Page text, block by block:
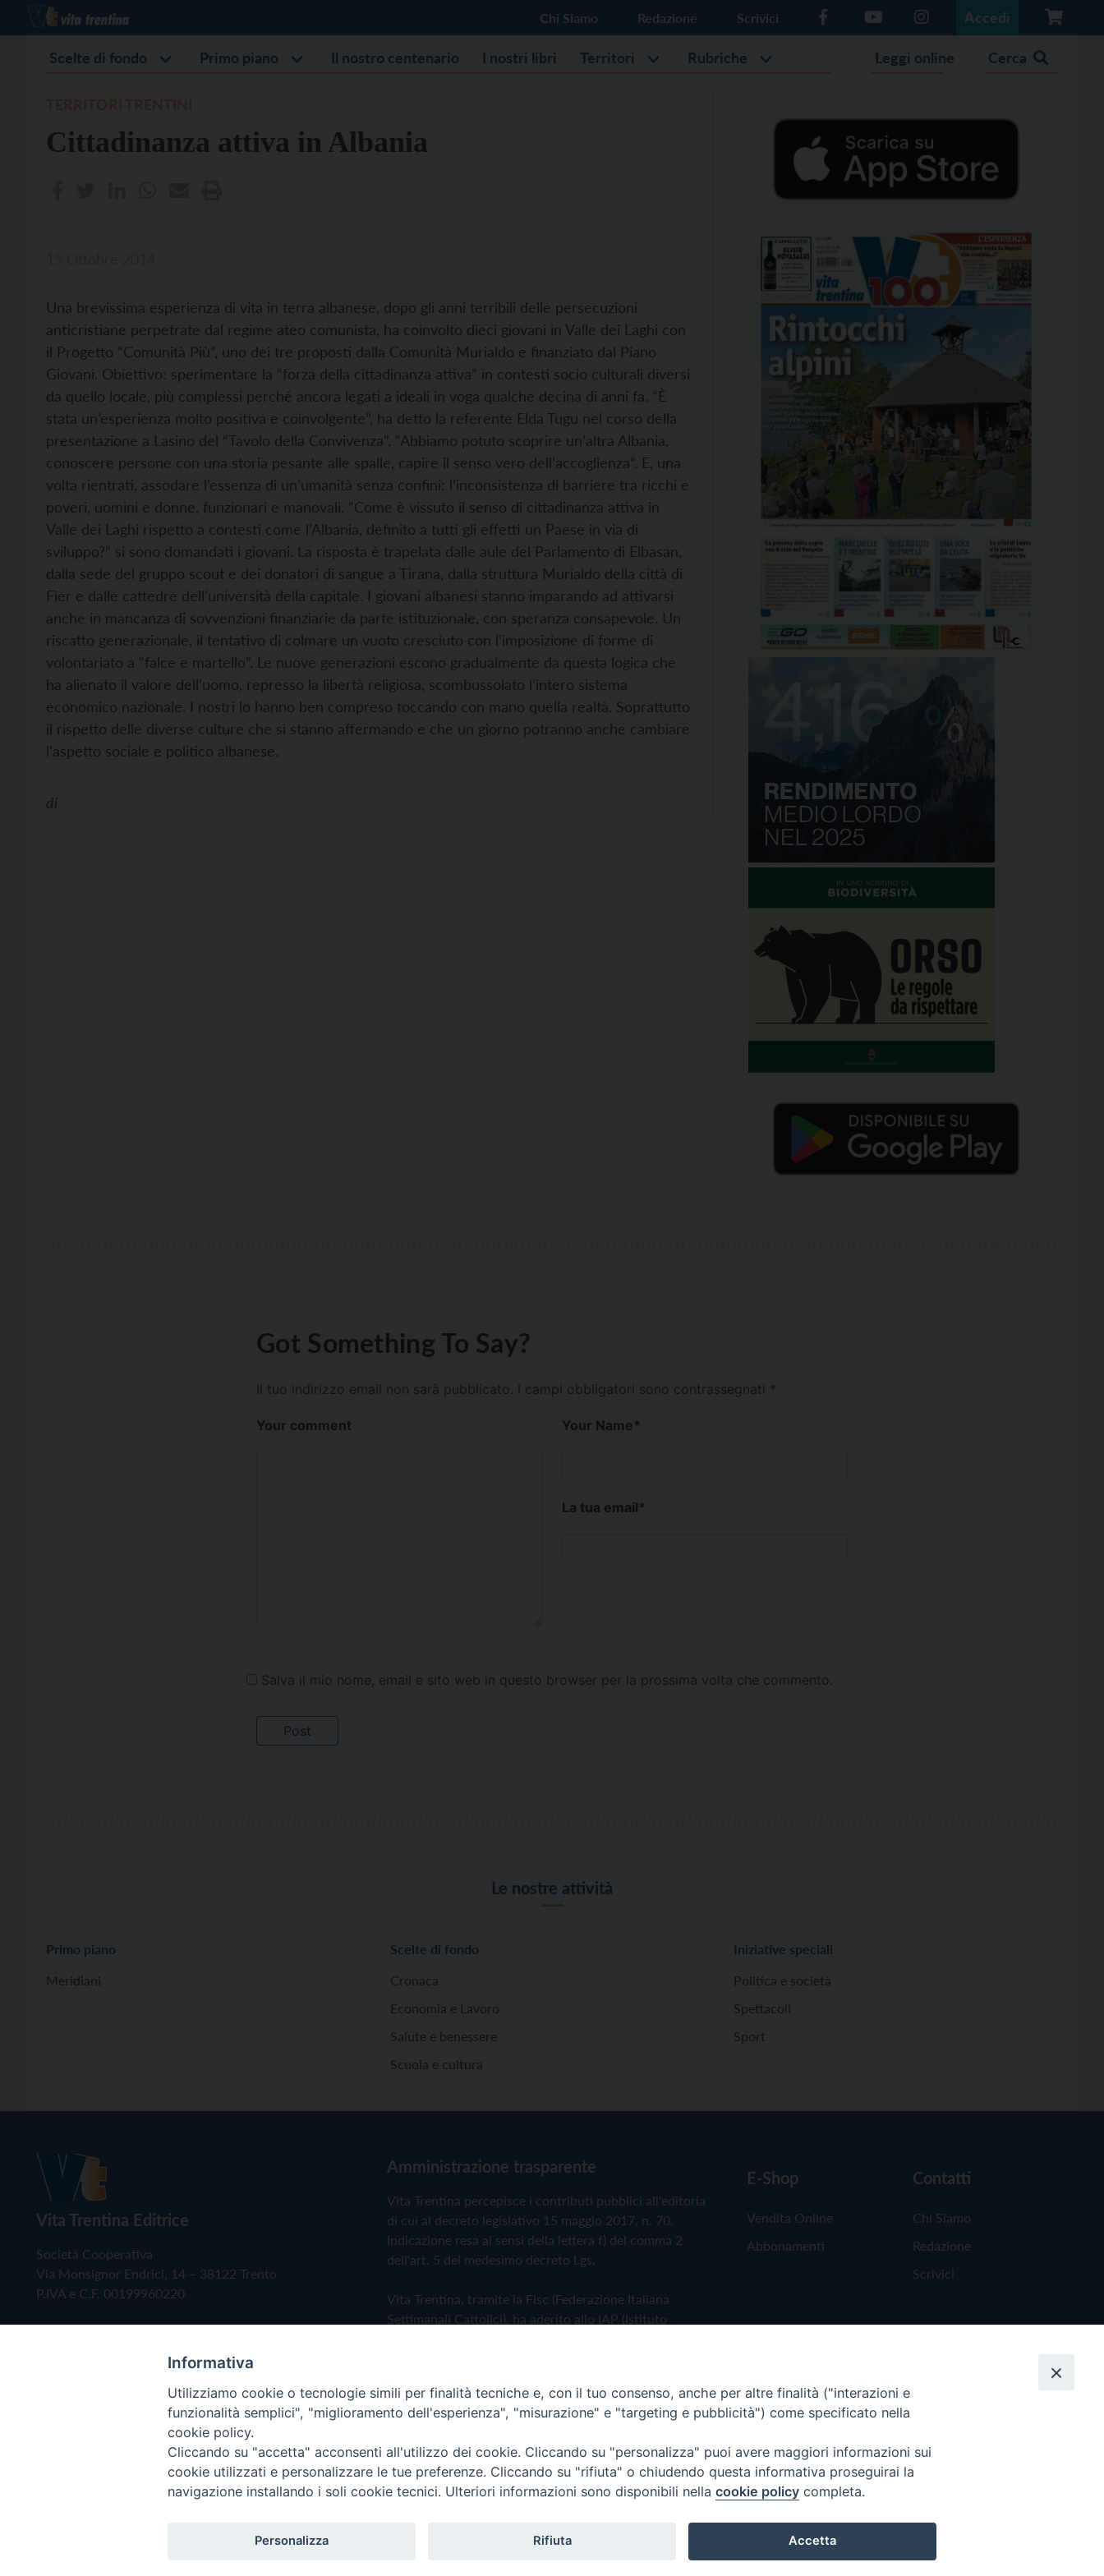
Chi Siamo Redazione Scrivici Accedi
Scelte di fondo Primo piano Il nostro centenario I nostri libri Territori Rubriche Leggi online Cerca
Cittadinanza attiva in Albania
Una brevissima esperienza di vita in terra albanese, dopo gli anni terribili delle persecuzioni
anticristiane perpetrate dal regime ateo comunista, ha coinvolto dieci giovani in Valle dei Laghi con
il Progetto “Comunità Più”, uno dei tre proposti dalla Comunità Murialdo e finanziato dal Piano
Giovani. Obiettivo: sperimentare la “forza della cittadinanza attiva” in contesti socio culturali diversi
da quello locale, più complessi perché ancora legati a ideali in voga qualche decina di anni fa. “È
stata un’esperienza molto positiva e coinvolgente”, ha detto la referente Elda Tugu nel corso della
presentazione a Lasino del “Tavolo della Convivenza”. “Abbiamo potuto scoprire un’altra Albania,
conoscere persone con una storia pesante alle spalle, capire il senso vero dell’accoglienza”. E, una
volta rientrati, assodare l’essenza di un’umanità senza confini: l’inconsistenza di barriere tra ricchi e
poveri, uomini e donne, funzionari e manovali. “Come è vissuto il senso di cittadinanza attiva in
Valle dei Laghi rispetto a contesti come l’Albania, definito a tutti gli effetti un Paese in via di
sviluppo?” si sono domandati i giovani. La risposta è trapelata dalle aule del Parlamento di Elbasan,
dalla sede del gruppo scout e dei donatori di sangue a Tirana, dalla struttura Murialdo della città di
Fier e dalle cattedre dell’università della capitale. I giovani albanesi stanno imparando ad attivarsi
anche in mancanza di sovvenzioni finanziarie da parte istituzionale, con speranza consapevole. Un
riscatto generazionale, il tentativo di colmare un vuoto cresciuto con l’imposizione di forme di
volontariato a “falce e martello”. Le nuove generazioni escono gradualmente da questa logica che
ha alienato il valore dell’uomo, represso la libertà religiosa, scombussolato l’intero sistema
economico nazionale. I nostri lo hanno ben compreso toccando con mano quella realtà. Soprattutto
il rispetto delle diverse culture che si stanno affermando e che un giorno potranno anche cambiare
l’aspetto sociale e politico albanese.
di
Got Something To Say?
Il tuo indirizzo email non sarà pubblicato. I campi obbligatori sono contrassegnati *
Your comment Your Name*
La tua email*
Salva il mio nome, email e sito web in questo browser per la prossima volta che commento.
Le nostre attività
Primo piano
Meridiani
Scelte di fondo
Cronaca
Economia e Lavoro
Salute e benessere
Scuola e cultura
Iniziative speciali
Politica e società
Spettacoli
Sport
Vita Trentina Editrice
Società Cooperativa
Via Monsignor Endrici, 14 – 38122 Trento
P.IVA e C.F. 00199960220
Amministrazione trasparente
Vita Trentina percepisce i contributi pubblici all'editoria
di cui al decreto legislativo 15 maggio 2017, n. 70.
Indicazione resa ai sensi della lettera f) del comma 2
dell'art. 5 del medesimo decreto Lgs.
Vita Trentina, tramite la Fisc (Federazione Italiana
Settimanali Cattolici), ha aderito allo IAP (Istituto
Privacy Policy Cookie Policy
E-Shop
Vendita Online
Abbonamenti
Contatti
Chi Siamo
Redazione
Scrivici
Copyright © 2019 - Tutti i diritti riservati - Vita Trentina Editrice
Informativa
Utilizziamo cookie o tecnologie simili per finalità tecniche e, con il tuo consenso, anche per altre finalità ("interazioni e
funzionalità semplici", "miglioramento dell'esperienza", "misurazione" e "targeting e pubblicità") come specificato nella
cookie policy.
Cliccando su "accetta" acconsenti all'utilizzo dei cookie. Cliccando su "personalizza" puoi avere maggiori informazioni sui
cookie utilizzati e personalizzare le tue preferenze. Cliccando su "rifiuta" o chiudendo questa informativa proseguirai la
navigazione installando i soli cookie tecnici. Ulteriori informazioni sono disponibili nella cookie policy completa.
Personalizza Rifiuta Accetta